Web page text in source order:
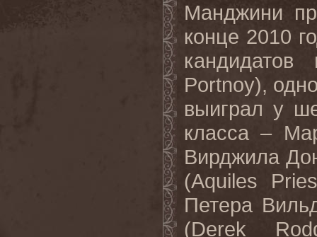
Манджини
конце 2010
Portnoy),
выиграл у
класса –
Вирджила
(Aquiles
Петера
(Derek